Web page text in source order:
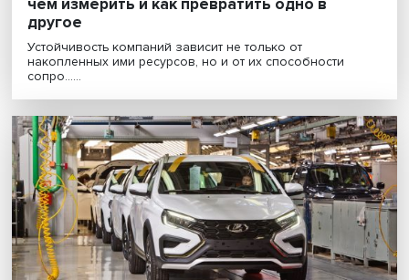
Санкции в европейском пушном
тотальная синтетика вместо норкового
манто